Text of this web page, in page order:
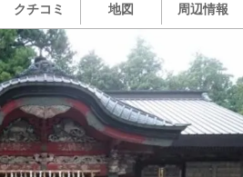
クチコミ 地図 周辺情報